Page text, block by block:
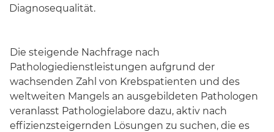
Diagnosequalität.
Die steigende Nachfrage nach
Pathologiedienstleistungen aufgrund der
wachsenden Zahl von Krebspatienten und des
weltweiten Mangels an ausgebildeten Pathologen
veranlasst Pathologielabore dazu, aktiv nach
effizienzsteigernden Lösungen zu suchen, die es